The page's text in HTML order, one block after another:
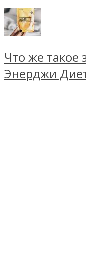
Что же такое
Энерджи